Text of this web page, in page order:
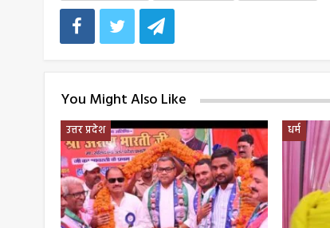
You Might Also Like
उत्तर प्रदेश
धर्म